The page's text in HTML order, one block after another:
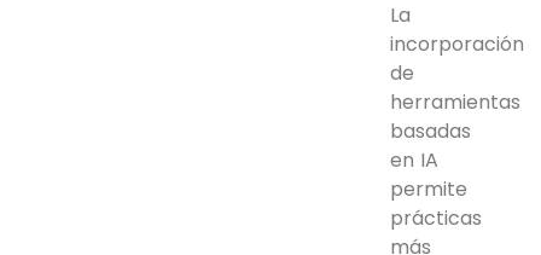
La
incorporación
de
herramientas
basadas
en IA
permite
prácticas
más